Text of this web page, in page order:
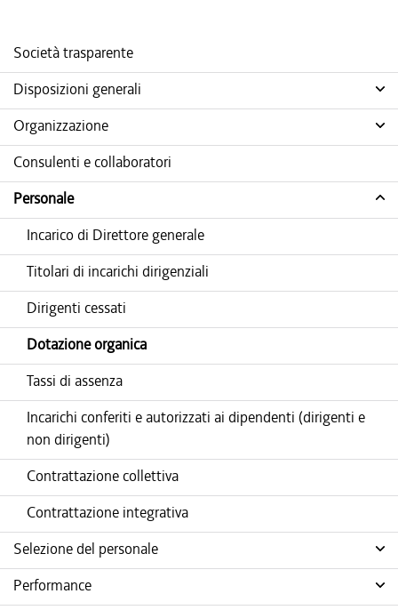
Società trasparente
Disposizioni generali
Organizzazione
Consulenti e collaboratori
Personale
Incarico di Direttore generale
Titolari di incarichi dirigenziali
Dirigenti cessati
Dotazione organica
Tassi di assenza
Incarichi conferiti e autorizzati ai dipendenti (dirigenti e
non dirigenti)
Contrattazione collettiva
Contrattazione integrativa
Selezione del personale
Performance